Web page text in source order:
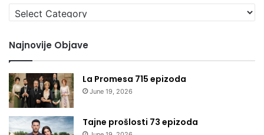
Izaberi
kategoriju
Najnovije Objave
La Promesa 715 epizoda
June 19, 2026
Tajne prošlosti 73 epizoda